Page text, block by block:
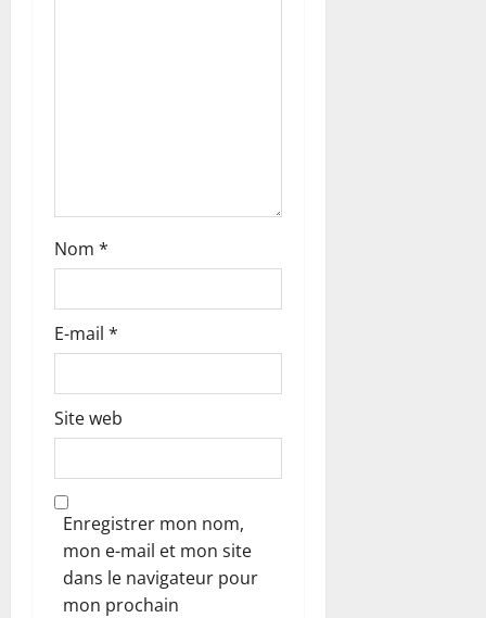
l
Nom *
E-mail *
Site web
Enregistrer mon nom,
mon e-mail et mon site
dans le navigateur pour
mon prochain